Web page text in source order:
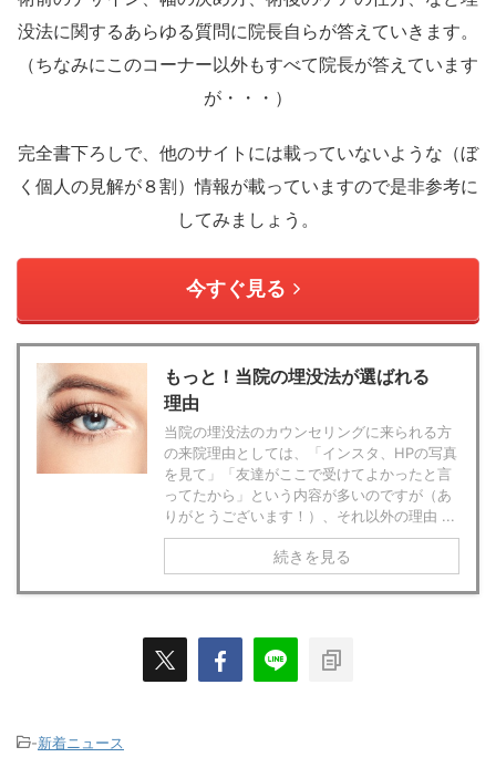
没法に関するあらゆる質問に院長自らが答えていきます。
（ちなみにこのコーナー以外もすべて院長が答えています
が・・・）
完全書下ろしで、他のサイトには載っていないような（ぼ
く個人の見解が８割）情報が載っていますので是非参考に
してみましょう。
今すぐ見る
もっと！当院の埋没法が選ばれる
理由
当院の埋没法のカウンセリングに来られる方
の来院理由としては、「インスタ、HPの写真
を見て」「友達がここで受けてよかったと言
ってたから」という内容が多いのですが（あ
りがとうございます！）、それ以外の理由 ...
続きを見る
-新着ニュース